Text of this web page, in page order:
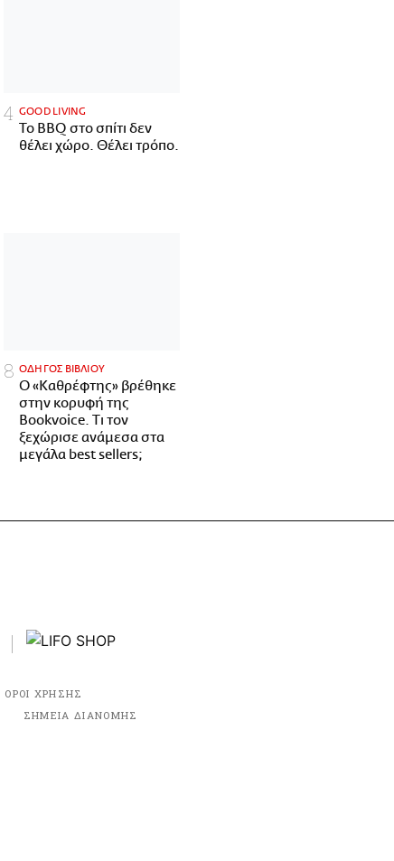
GOOD LIVING
Το BBQ στο σπίτι δεν
θέλει χώρο. Θέλει τρόπο.
ΟΔΗΓΟΣ ΒΙΒΛΙΟΥ
Ο «Καθρέφτης» βρέθηκε
στην κορυφή της
Bookvoice. Τι τον
ξεχώρισε ανάμεσα στα
μεγάλα best sellers;
ΟΡΟΙ ΧΡΗΣΗΣ
ΣΗΜΕΙΑ ΔΙΑΝΟΜΗΣ